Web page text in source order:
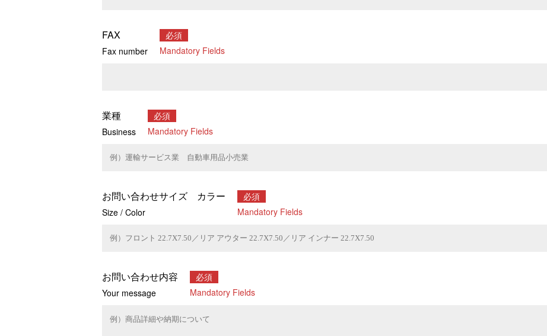
FAX
Fax number
必須
Mandatory Fields
業種
Business
必須
Mandatory Fields
お問い合わせサイズ カラー
Size / Color
必須
Mandatory Fields
お問い合わせ内容
Your message
必須
Mandatory Fields